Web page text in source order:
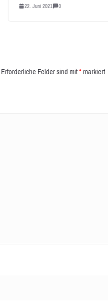
22. Juni 2021 0
Erforderliche Felder sind mit*markiert